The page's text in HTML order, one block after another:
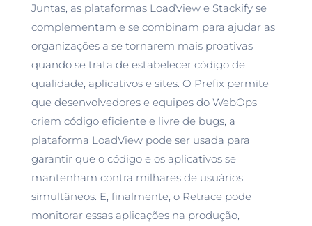
Juntas, as plataformas LoadView e Stackify se
complementam e se combinam para ajudar as
organizações a se tornarem mais proativas
quando se trata de estabelecer código de
qualidade, aplicativos e sites. O Prefix permite
que desenvolvedores e equipes do WebOps
criem código eficiente e livre de bugs, a
plataforma LoadView pode ser usada para
garantir que o código e os aplicativos se
mantenham contra milhares de usuários
simultâneos. E, finalmente, o Retrace pode
monitorar essas aplicações na produção,